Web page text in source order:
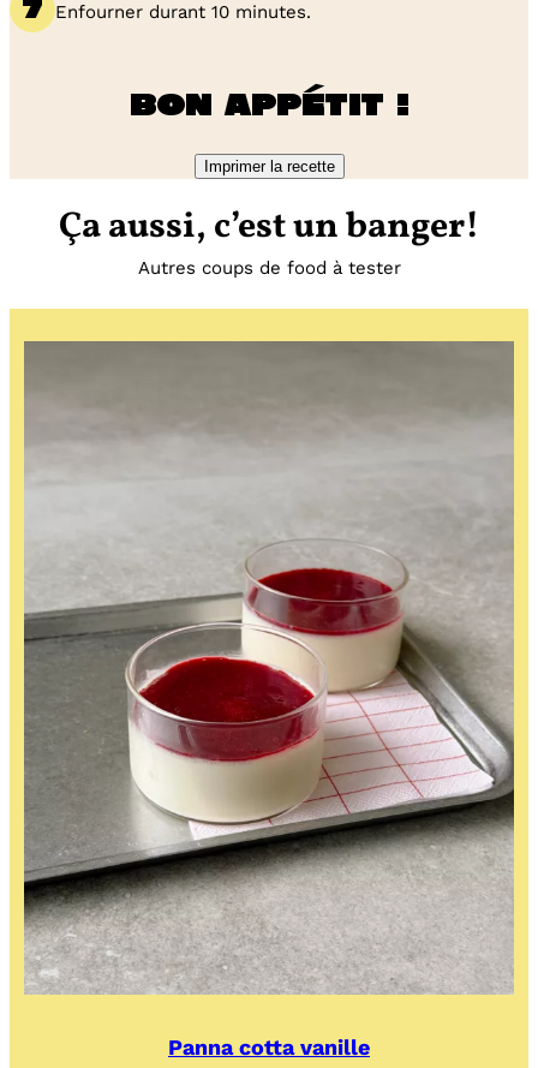
Enfourner durant 10 minutes.
Bon appétit !
Imprimer la recette
Ça aussi, c’est un banger!
Autres coups de food à tester
Panna cotta vanille